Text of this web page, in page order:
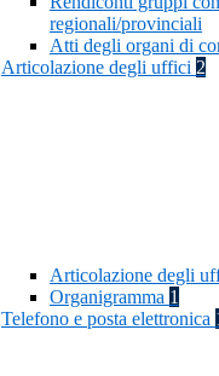
regionali/provinciali
Atti degli organi di
Articolazione degli uffici 2
Articolazione degli
Organigramma 1
Telefono e posta elettronica